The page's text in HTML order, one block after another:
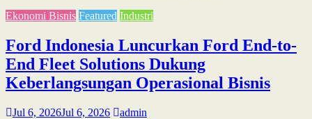
Ekonomi Bisnis Featured Industri
Ford Indonesia Luncurkan Ford End-to-
End Fleet Solutions Dukung
Keberlangsungan Operasional Bisnis
Jul 6, 2026Jul 6, 2026 admin